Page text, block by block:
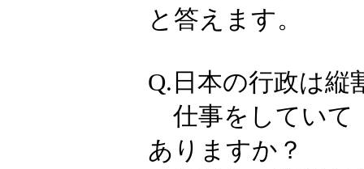
と答えます。
Q.日本の行政は縦
仕事をしていて
ありますか？